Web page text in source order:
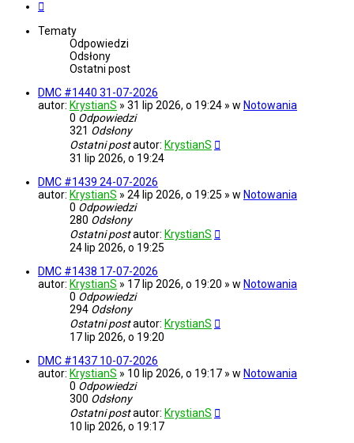
Tematy
Odpowiedzi
Odsłony
Ostatni post
DMC #1440 31-07-2026
autor: KrystianS » 31 lip 2026, o 19:24 » w Notowania
0 Odpowiedzi
321 Odsłony
Ostatni postautor: KrystianS
31 lip 2026, o 19:24
DMC #1439 24-07-2026
autor: KrystianS » 24 lip 2026, o 19:25 » w Notowania
0 Odpowiedzi
280 Odsłony
Ostatni postautor: KrystianS
24 lip 2026, o 19:25
DMC #1438 17-07-2026
autor: KrystianS » 17 lip 2026, o 19:20 » w Notowania
0 Odpowiedzi
294 Odsłony
Ostatni postautor: KrystianS
17 lip 2026, o 19:20
DMC #1437 10-07-2026
autor: KrystianS » 10 lip 2026, o 19:17 » w Notowania
0 Odpowiedzi
300 Odsłony
Ostatni postautor: KrystianS
10 lip 2026, o 19:17